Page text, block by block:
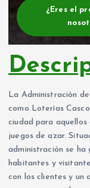
¿Eres el
La Administración
como Loterías
ciudad para aquellos
juegos de azar.
administración se ha
habitantes y
con los clientes y un